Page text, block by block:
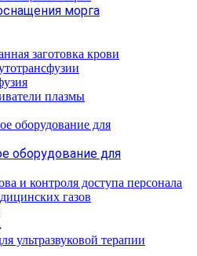
морга
заготовка крови
плазмы
оборудование для
и контроля доступа персонала
газов
ультразвуковой терапии